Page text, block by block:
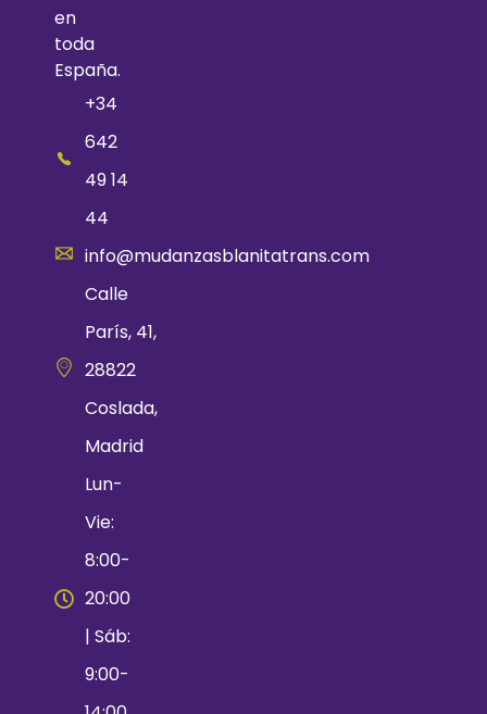
en
toda
España.
+34
642
49 14
44
info@mudanzasblanitatrans.com
Calle
París, 41,
28822
Coslada,
Madrid
Lun-
Vie:
8:00-
20:00
| Sáb:
9:00-